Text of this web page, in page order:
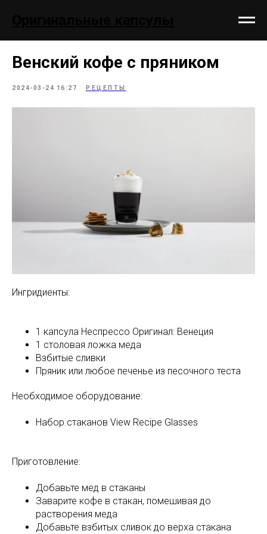
Венский кофе с пряником
2024-03-24 16:27 РЕЦЕПТЫ
Ингридиенты:
1 капсула Неспрессо Оригинал: Венеция
1 столовая ложка меда
Взбитые сливки
Пряник или любое печенье из песочного теста
Необходимое оборудование:
Набор стаканов View Recipe Glasses
Приготовление:
Добавьте мед в стаканы
Заварите кофе в стакан, помешивая до
растворения меда
Добавьте взбитых сливок до верха стакана